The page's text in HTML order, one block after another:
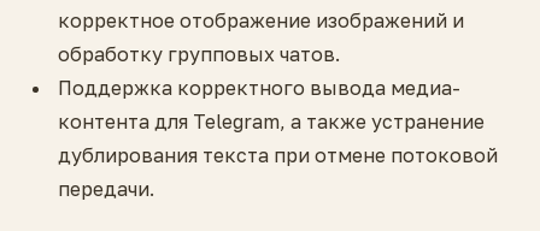
корректное отображение изображений и
обработку групповых чатов.
Поддержка корректного вывода медиа-
контента для Telegram, а также устранение
дублирования текста при отмене потоковой
передачи.